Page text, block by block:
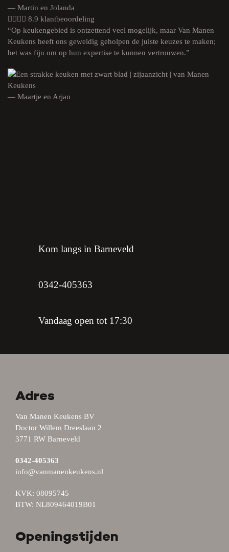
— Martin en Jolanda
8.9 klantbeoordeling
“Op keukengebied is ontzettend veel mogelijk, maar Van Manen
Keukens heeft ons geweldig geholpen de juiste keuzes te maken;
het was fijn om op hun expertise te kunnen vertrouwen.”
— Maartje en Arjan
Kom langs in Barneveld
0342-405363
Vandaag open tot 17:30
Adres
Van Manen Keukens BV
Doctor Willem Dreeslaan 2
3771 RW Barneveld
0342-405363
info@vanmanenkeukens.nl
KVK: 08095745
BTW: NL809464019B01
Openingstijden